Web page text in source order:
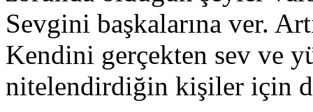
Sevgini başkalarına ver.
Kendini gerçekten sev ve
nitelendirdiğin kişiler için